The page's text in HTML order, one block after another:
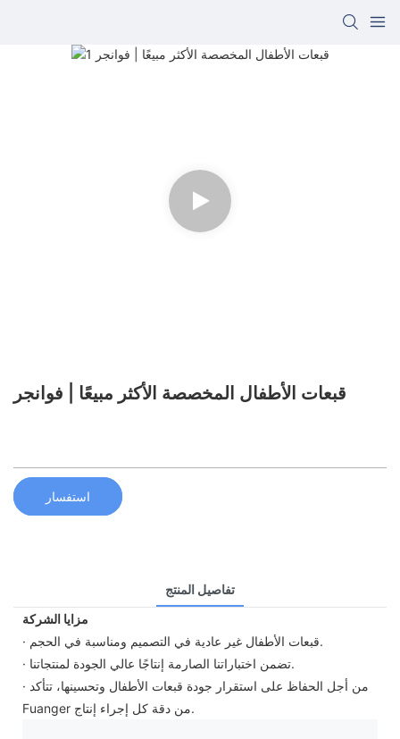
قبعات الأطفال المخصصة الأكثر مبيعًا | فوانجر
استفسار
تفاصيل المنتج
مزايا الشركة
· قبعات الأطفال غير عادية في التصميم ومناسبة في الحجم.
· تضمن اختباراتنا الصارمة إنتاجًا عالي الجودة لمنتجاتنا.
· من أجل الحفاظ على استقرار جودة قبعات الأطفال وتحسينها، تتأكد
Fuanger من دقة كل إجراء إنتاج.